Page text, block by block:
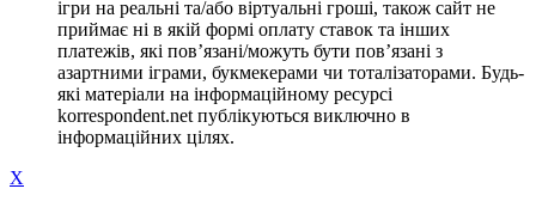
ігри на реальні та/або віртуальні гроші, також сайт не
приймає ні в якій формі оплату ставок та інших
платежів, які пов’язані/можуть бути пов’язані з
азартними іграми, букмекерами чи тоталізаторами. Будь-
які матеріали на інформаційному ресурсі
korrespondent.net публікуються виключно в
інформаційних цілях.
X